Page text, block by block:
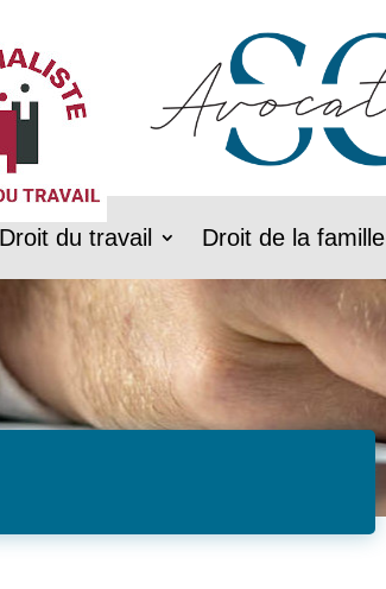
Droit du travail Droit de la famille